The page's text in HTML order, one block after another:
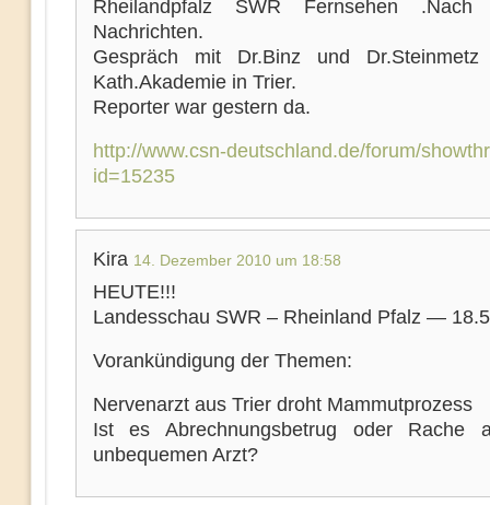
Rheilandpfalz SWR Fernsehen
Nachrichten.
Gespräch mit Dr.Binz und
Kath.Akademie in Trier.
Reporter war gestern da.
http://www.csn-deutschland.de/forum/
id=15235
Kira 14. Dezember 2010 um 18:58
HEUTE!!!
Landesschau SWR – Rheinland Pfalz —
Vorankündigung der Themen:
Nervenarzt aus Trier droht Mammutprozess
Ist es Abrechnungsbetrug oder Rache
unbequemen Arzt?